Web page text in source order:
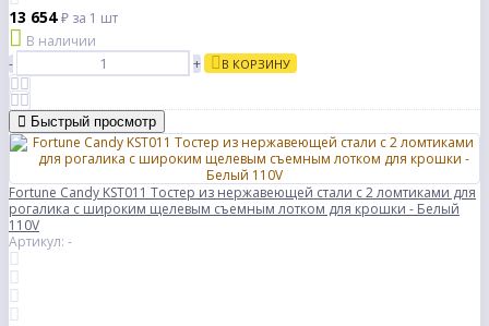
13 654₽ за 1 шт
В наличии
-
+ В КОРЗИНУ
Быстрый просмотр
Fortune Candy KST011 Тостер из нержавеющей стали с 2 ломтиками для
рогалика с широким щелевым съемным лотком для крошки - Белый
110V
Артикул: -